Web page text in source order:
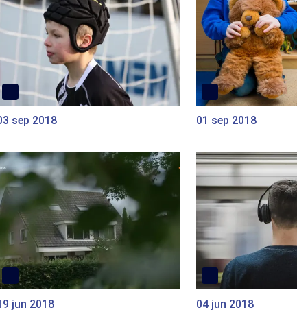
sep 2018 01 sep 2018
jun 2018 04 jun 2018